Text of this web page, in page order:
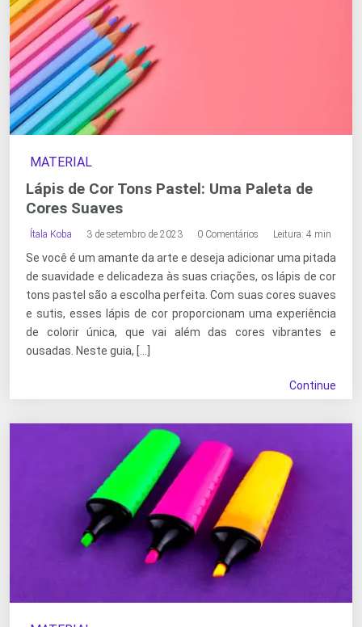
MATERIAL
Lápis de Cor Tons Pastel: Uma Paleta de
Cores Suaves
Ítala Koba 3 de setembro de 2023 0 Comentários Leitura: 4 min
Se você é um amante da arte e deseja adicionar uma pitada
de suavidade e delicadeza às suas criações, os lápis de cor
tons pastel são a escolha perfeita. Com suas cores suaves
e sutis, esses lápis de cor proporcionam uma experiência
de colorir única, que vai além das cores vibrantes e
ousadas. Neste guia, […]
Continue